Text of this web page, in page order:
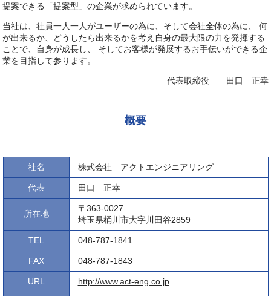
提案できる「提案型」の企業が求められています。
当社は、社員一人一人がユーザーの為に、そして会社全体の為に、 何
が出来るか、どうしたら出来るかを考え自身の最大限の力を発揮する
ことで、自身が成長し、 そしてお客様が発展するお手伝いができる企
業を目指して参ります。
代表取締役 田口 正幸
概要
社名 株式会社 アクトエンジニアリング
代表 田口 正幸
所在地
〒363-0027
埼玉県桶川市大字川田谷2859
TEL 048-787-1841
FAX 048-787-1843
URL http://www.act-eng.co.jp